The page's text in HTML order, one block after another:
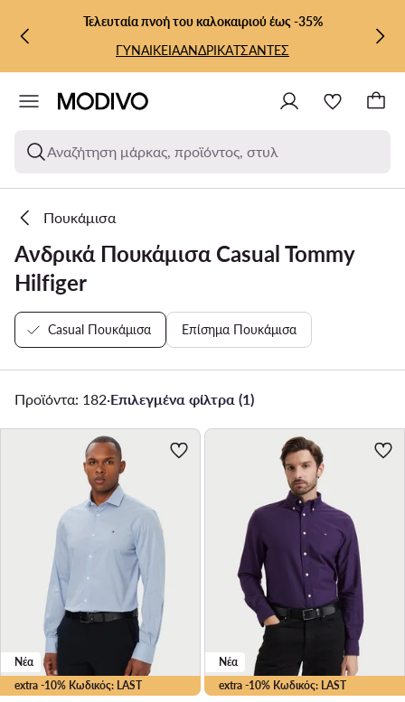
ΜΕΤΆΒΑΣΗ ΣΤΟ ΚΎΡΙΟ ΠΕΡΙΕΧΌΜΕΝΟ
ΜΕΤΆΒΑΣΗ ΣΤΗΝ ΑΝΑΖΉΤΗΣΗ
Τελευταία πνοή του καλοκαιριού έως -35%
ΓΥΝΑΙΚΕΙΑΑΝΔΡΙΚΑΤΣΑΝΤΕΣ
Αναζήτηση μάρκας, προϊόντος, στυλ
Πουκάμισα
Ανδρικά Πουκάμισα Casual Tommy
Hilfiger
Casual Πουκάμισα Επίσημα Πουκάμισα
Προϊόντα: 182·Επιλεγμένα φίλτρα (1)
extra -10% Κωδικός: LAST
Νέα
extra -10% Κωδικός: LAST
Νέα